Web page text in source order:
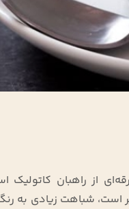
از راهبان کاتولیک
است، شباهت زیادی به